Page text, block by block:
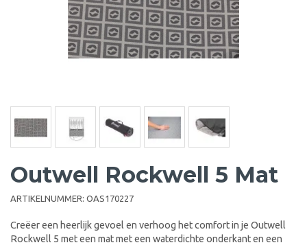
Outwell Rockwell 5 Mat
ARTIKELNUMMER: OAS170227
Creëer een heerlijk gevoel en verhoog het comfort in je Outwell
Rockwell 5 met een mat met een waterdichte onderkant en een